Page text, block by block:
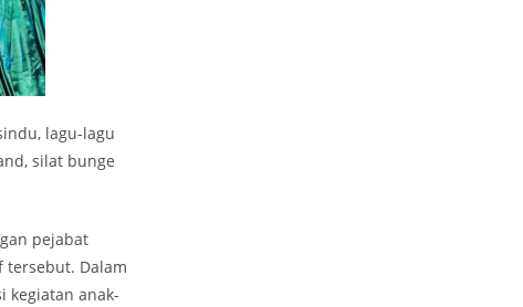
lagu-lagu
silat bunge
pejabat
tersebut. Dalam
kegiatan anak-